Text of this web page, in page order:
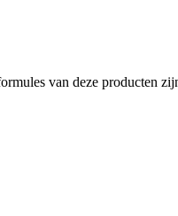
van deze producten